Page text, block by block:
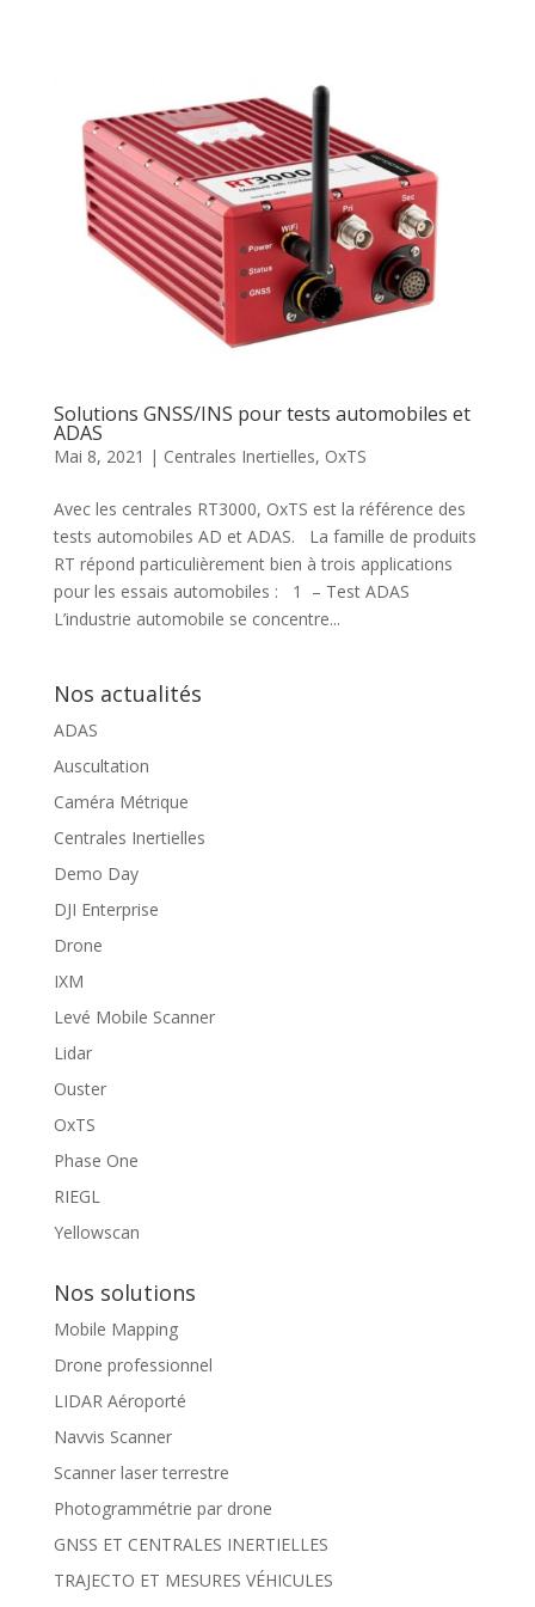
Solutions GNSS/INS pour tests automobiles et
ADAS
Mai 8, 2021 | Centrales Inertielles, OxTS
Avec les centrales RT3000, OxTS est la référence des
tests automobiles AD et ADAS. La famille de produits
RT répond particulièrement bien à trois applications
pour les essais automobiles : 1 – Test ADAS
L’industrie automobile se concentre...
Nos actualités
ADAS
Auscultation
Caméra Métrique
Centrales Inertielles
Demo Day
DJI Enterprise
Drone
IXM
Levé Mobile Scanner
Lidar
Ouster
OxTS
Phase One
RIEGL
Yellowscan
Nos solutions
Mobile Mapping
Drone professionnel
LIDAR Aéroporté
Navvis Scanner
Scanner laser terrestre
Photogrammétrie par drone
GNSS ET CENTRALES INERTIELLES
TRAJECTO ET MESURES VÉHICULES